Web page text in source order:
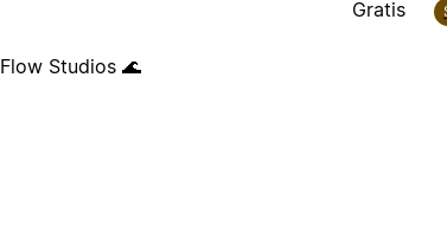
Flow Studios 🌊
Gratis